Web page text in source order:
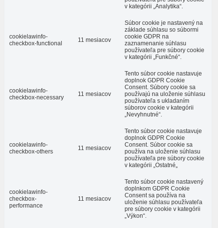
v kategórii „Analytika“.
cookielawinfo-
checkbox-functional
11 mesiacov
Súbor cookie je nastavený na
základe súhlasu so súbormi
cookie GDPR na
zaznamenanie súhlasu
používateľa pre súbory cookie
v kategórii „Funkčné“.
cookielawinfo-
checkbox-necessary
11 mesiacov
Tento súbor cookie nastavuje
doplnok GDPR Cookie
Consent. Súbory cookie sa
používajú na uloženie súhlasu
používateľa s ukladaním
súborov cookie v kategórii
„Nevyhnutné“.
cookielawinfo-
checkbox-others
11 mesiacov
Tento súbor cookie nastavuje
doplnok GDPR Cookie
Consent. Súbor cookie sa
používa na uloženie súhlasu
používateľa pre súbory cookie
v kategórii „Ostatné„
cookielawinfo-
checkbox-
performance
11 mesiacov
Tento súbor cookie nastavený
doplnkom GDPR Cookie
Consent sa používa na
uloženie súhlasu používateľa
pre súbory cookie v kategórii
„Výkon“.